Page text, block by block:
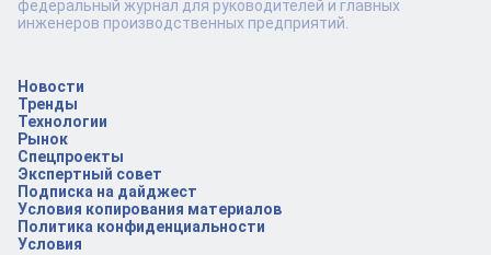
Новости
Тренды
Технологии
Рынок
Спецпроекты
Экспертный совет
Подписка на дайджест
Условия копирования материалов
Политика конфиденциальности
Условия
федеральный журнал для руководителей и главных
инженеров производственных предприятий.